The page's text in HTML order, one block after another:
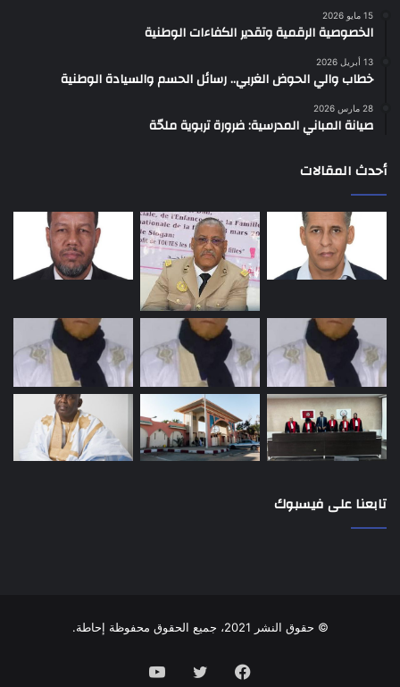
15 مايو 2026
الخصوصية الرقمية وتقدير الكفاءات الوطنية
13 أبريل 2026
خطاب والي الحوض الغربي.. رسائل الحسم والسيادة الوطنية
28 مارس 2026
صيانة المباني المدرسية: ضرورة تربوية ملحّة
أحدث المقالات
تابعنا على فيسبوك
© حقوق النشر 2021، جميع الحقوق محفوظة إحاطة.
فيسبوك تويتر يوتيوب